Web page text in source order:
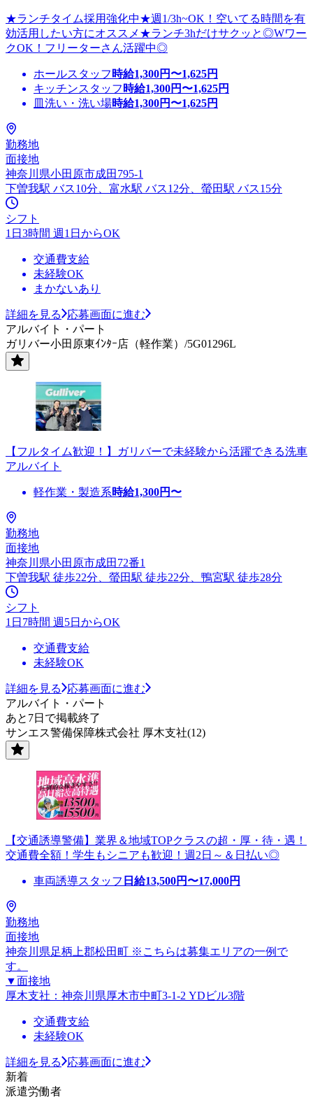
★ランチタイム採用強化中★週1/3h~OK！空いてる時間を有
効活用したい方にオススメ★ランチ3hだけサクッと◎Wワー
クOK！フリーターさん活躍中◎
ホールスタッフ 時給1,300円〜1,625円
キッチンスタッフ 時給1,300円〜1,625円
皿洗い・洗い場時給1,300円〜1,625円
勤務地
面接地
神奈川県小田原市成田795-1
下曽我駅 バス10分、富水駅 バス12分、螢田駅 バス15分
シフト
1日3時間 週1日からOK
交通費支給
未経験OK
まかないあり
詳細を見る
応募画面に進む
アルバイト・パート
ガリバー小田原東ｲﾝﾀｰ店（軽作業）/5G01296L
【フルタイム歓迎！】ガリバーで未経験から活躍できる洗車
アルバイト
軽作業・製造系時給1,300円〜
勤務地
面接地
神奈川県小田原市成田72番1
下曽我駅 徒歩22分、螢田駅 徒歩22分、鴨宮駅 徒歩28分
シフト
1日7時間 週5日からOK
交通費支給
未経験OK
詳細を見る
応募画面に進む
アルバイト・パート
あと7日で掲載終了
サンエス警備保障株式会社 厚木支社(12)
【交通誘導警備】業界＆地域TOPクラスの超・厚・待・遇！
交通費全額！学生もシニアも歓迎！週2日～＆日払い◎
車両誘導スタッフ 日給13,500円〜17,000円
勤務地
面接地
神奈川県足柄上郡松田町 ※こちらは募集エリアの一例で
す。
▼面接地
厚木支社：神奈川県厚木市中町3-1-2 YDビル3階
交通費支給
未経験OK
詳細を見る
応募画面に進む
新着
派遣労働者